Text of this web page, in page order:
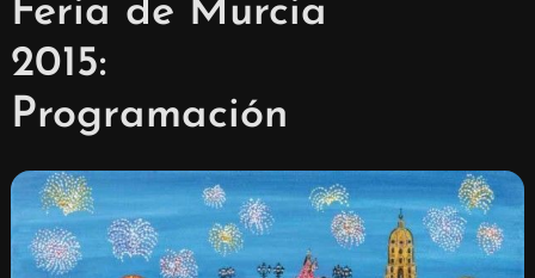
Feria de Murcia
2015:
Programación